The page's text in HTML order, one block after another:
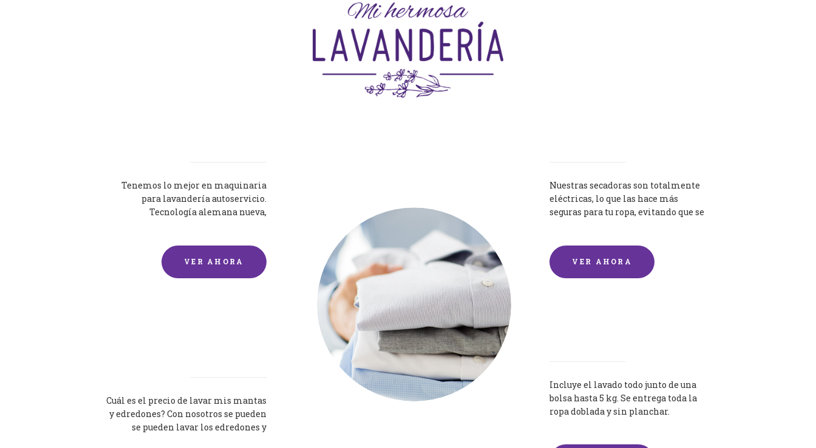
Tenemos lo mejor en maquinaria
para lavandería autoservicio.
Tecnología alemana nueva,
VER AHORA
Nuestras secadoras son totalmente
eléctricas, lo que las hace más
seguras para tu ropa, evitando que se
VER AHORA
Cuál es el precio de lavar mis mantas
y edredones? Con nosotros se pueden
se pueden lavar los edredones y
Incluye el lavado todo junto de una
bolsa hasta 5 kg. Se entrega toda la
ropa doblada y sin planchar.